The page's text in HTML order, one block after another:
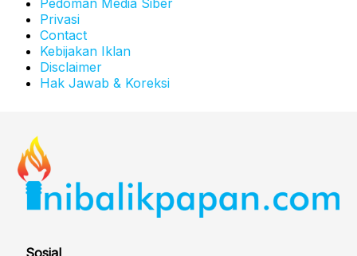
Privasi
Contact
Kebijakan Iklan
Disclaimer
Hak Jawab & Koreksi
Sosial